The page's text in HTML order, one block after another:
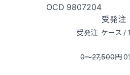
OCD 9807204
受発注
受発注 ケース /
0〜27,500円0